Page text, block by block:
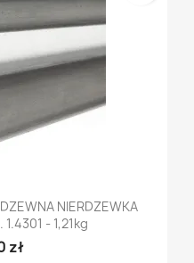
NIERDZEWKA
- 1,21kg
zł